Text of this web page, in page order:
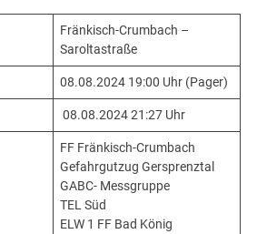
Fränkisch-Crumbach –
Saroltastraße
08.08.2024 19:00 Uhr (Pager)
08.08.2024 21:27 Uhr
FF Fränkisch-Crumbach
Gefahrgutzug Gersprenztal
GABC- Messgruppe
TEL Süd
ELW 1 FF Bad König